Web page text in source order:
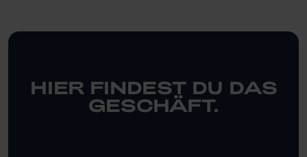
HIER FINDEST DU DAS
GESCHÄFT.